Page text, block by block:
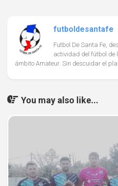
futboldesantafe
Futbol De Santa Fe,
actividad del fútbol de
ámbito Amateur. Sin descuidar el
You may also like...